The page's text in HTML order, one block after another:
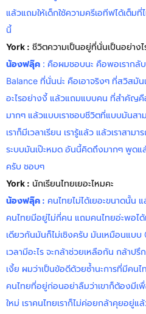
แล้วแถมให้เด็กใช้ความครีเอทีฟได้เต็ม
นี้
YOrk : ชีวิตความเป็นอยู่ที่นั่นเป็นอย่างไ
น้องฟลุ๊ค : คือผมชอบนะ คือพอเรากลั
Balance ที่นั่นน่ะ คือเอาจริงๆ ที่สวิสมั
อะไรอย่างงี้ แล้วแถมแบบคน ที่สำคัญคื
มากๆ แล้วแบบเราชอบชีวิตที่แบบมันสา
เราก็มีเวลาเรียน เรารู้แล้ว แล้วเราสาม
ระบบมันเป๊ะหมด อันนี้คิดถึงมากๆ พูดแ
ครับ ชอบๆ
York : นักเรียนไทยเยอะไหมคะ
น้องฟลุ๊ค : คนไทยไม่ได้เยอะขนาดนั้น
คนไทยมีอยู่ไม่กี่คน แถมคนไทยอ่ะพอได้
เดียวกันมันก็ไม่เชิงครับ มันเหมือนแบบ
เวลามีอะไร จะกล้าช่วยเหลือกัน กล้าป
เงี้ย ผมว่าเป็นข้อดีด้วยซ้ำนะการที่มีค
คนไทยที่อยู่ก่อนอย่าลืมว่าเขาก็ต้องมีเ
ใหม่ เราคนไทยเราก็ไม่ค่อยกล้าคุยอยู่แล้